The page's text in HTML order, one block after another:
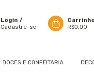
Login /
Cadastre-se
Carrinho
R$0,00
DOCES E CONFEITARIA